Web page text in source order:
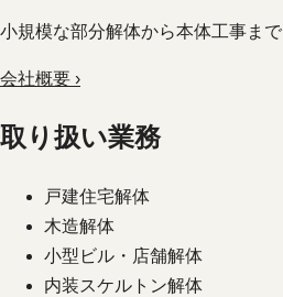
小規模な部分解体から本体工事ま
会社概要 ›
取り扱い業務
戸建住宅解体
木造解体
小型ビル・店舗解体
内装スケルトン解体